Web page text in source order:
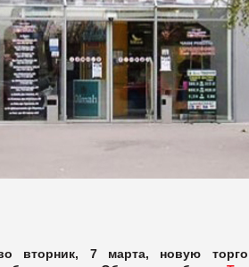
вторник, 7 марта, новую